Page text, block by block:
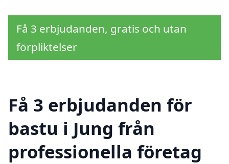
Få 3 erbjudanden, gratis och utan
förpliktelser
Få 3 erbjudanden för
bastu i Jung från
professionella företag